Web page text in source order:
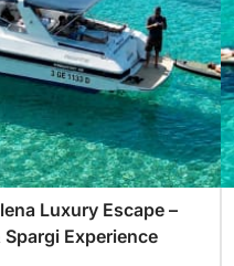
Luxury Escape –
Spargi Experience